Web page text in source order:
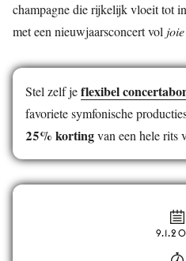
champagne die rijkelijk vloeit tot
met een nieuwjaarsconcert vol
Stel zelf jeflexibel
favoriete symfonische
25% kortingvan een hele rits